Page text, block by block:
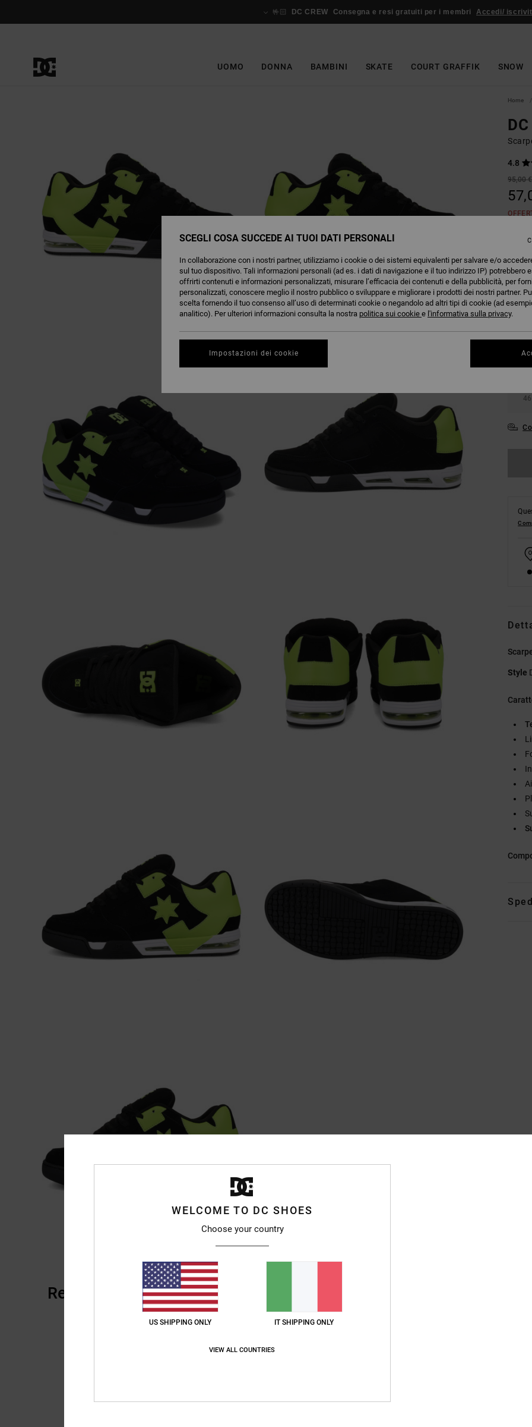
🤟🏻 DC CREW Consegna e resi gratuiti per i membri Accedi/
UOMO DONNA BAMBINI SKATE COURT GRAFFIK SNOW
Home
4.8
95,00 €
38
42
46
Style
Recensioni dei clienti
WELCOME TO DC SHOES
Choose your country
US SHIPPING ONLY IT SHIPPING ONLY
VIEW ALL COUNTRIES
SCEGLI COSA SUCCEDE AI TUOI DATI PERSONALI
In collaborazione con i nostri partner, utilizziamo i cookie o dei sistemi equivalenti per salvare e/o
sul tuo dispositivo. Tali informazioni personali (ad es. i dati di navigazione e il tuo indirizzo IP) potrebbero
offrirti contenuti e informazioni personalizzati, misurare l’efficacia dei contenuti e della pubblicità, per
personalizzati, conoscere meglio il nostro pubblico o sviluppare e migliorare i prodotti dei nostri partner.
scelta fornendo il tuo consenso all’uso di determinati cookie o negandolo ad altri tipi di cookie (ad
analitico). Per ulteriori informazioni consulta la nostra politica sui cookie e l'informativa sulla privacy.
Impostazioni dei cookie